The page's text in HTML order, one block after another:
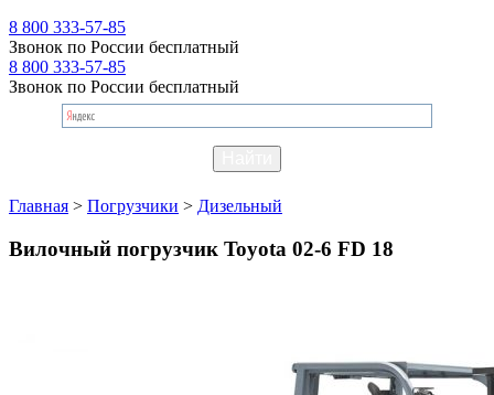
8 800 333-57-85
Звонок по России бесплатный
8 800 333-57-85
Звонок по России бесплатный
Главная > Погрузчики > Дизельный
Вилочный погрузчик Toyota 02-6 FD 18